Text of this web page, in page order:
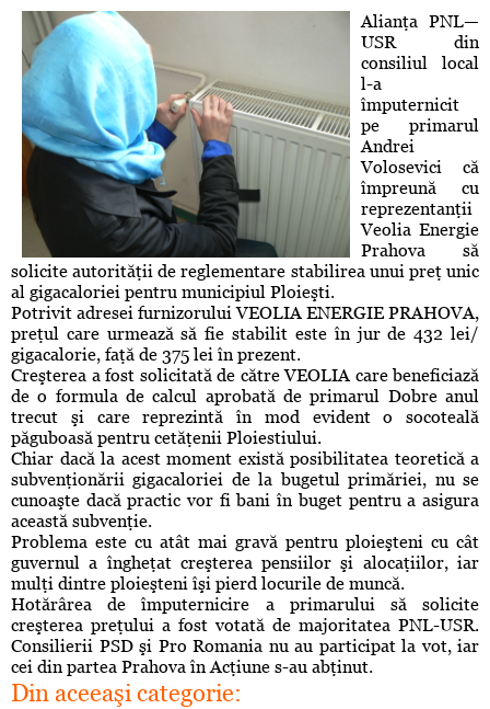
Alianţa PNL—
USR din
consiliul local
l-a
împuternicit
pe primarul
Andrei
Volosevici că
împreună cu
reprezentanţii
Veolia Energie
Prahova să
solicite autorităţii de reglementare stabilirea unui preţ unic
al gigacaloriei pentru municipiul Ploieşti.
Potrivit adresei furnizorului VEOLIA ENERGIE PRAHOVA,
preţul care urmează să fie stabilit este în jur de 432 lei/
gigacalorie, faţă de 375 lei în prezent.
Creşterea a fost solicitată de către VEOLIA care beneficiază
de o formula de calcul aprobată de primarul Dobre anul
trecut şi care reprezintă în mod evident o socoteală
păguboasă pentru cetăţenii Ploiestiului.
Chiar dacă la acest moment există posibilitatea teoretică a
subvenţionării gigacaloriei de la bugetul primăriei, nu se
cunoaşte dacă practic vor fi bani în buget pentru a asigura
această subvenţie.
Problema este cu atât mai gravă pentru ploieşteni cu cât
guvernul a îngheţat creşterea pensiilor şi alocaţiilor, iar
mulţi dintre ploieşteni îşi pierd locurile de muncă.
Hotărârea de împuternicire a primarului să solicite
creşterea preţului a fost votată de majoritatea PNL-USR.
Consilierii PSD şi Pro Romania nu au participat la vot, iar
cei din partea Prahova în Acţiune s-au abţinut.
Din aceeaşi categorie: